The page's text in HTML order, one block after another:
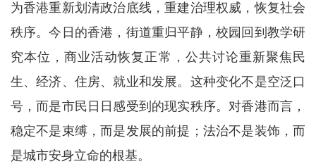
为香港重新划清政治底线，重建治理权威，恢复社会
秩序。今日的香港，街道重归平静，校园回到教学研
究本位，商业活动恢复正常，公共讨论重新聚焦民
生、经济、住房、就业和发展。这种变化不是空泛口
号，而是市民日日感受到的现实秩序。对香港而言，
稳定不是束缚，而是发展的前提；法治不是装饰，而
是城市安身立命的根基。